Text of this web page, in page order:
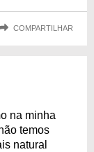
COMPARTILHAR
na minha
temos
natural